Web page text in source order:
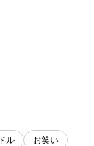
ル お笑い